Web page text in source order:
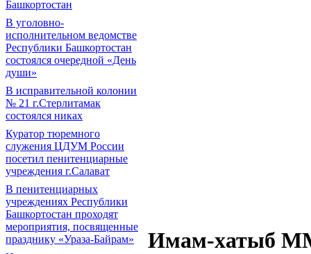
Башкортостан
В уголовно-
исполнительном ведомстве
Республики Башкортостан
состоялся очередной «День
души»
В исправительной колонии
№ 21 г.Стерлитамак
состоялся никах
Куратор тюремного
служения ЦДУМ России
посетил пенитенциарные
учреждения г.Салават
В пенитенциарных
учреждениях Республики
Башкортостан проходят
мероприятия, посвященные
празднику «Ураза-Байрам»
Имам-хатыб